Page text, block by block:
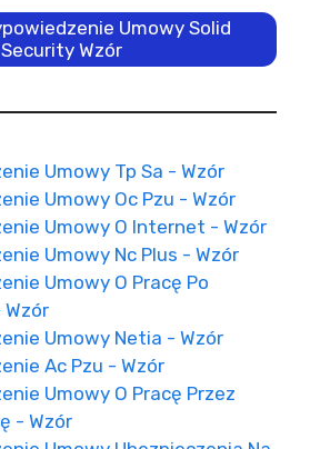
Umowy Solid
Security Wzór
Umowy Tp Sa - Wzór
Umowy Oc Pzu - Wzór
Umowy O Internet - Wzór
Umowy Nc Plus - Wzór
Umowy O Pracę Po
Umowy Netia - Wzór
Ac Pzu - Wzór
Umowy O Pracę Przez
- Wzór